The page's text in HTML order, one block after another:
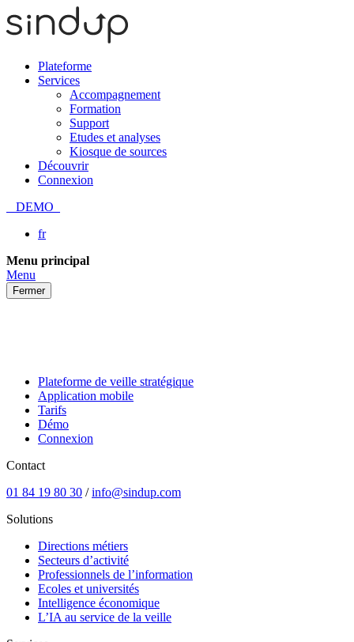
Plateforme
Services
Accompagnement
Formation
Support
Etudes et analyses
Kiosque de sources
Découvrir
Connexion
DEMO
fr
Passer
au
contenu
Menu principal
Menu
Fermer
Plateforme de veille stratégique
Application mobile
Tarifs
Démo
Connexion
Contact
01 84 19 80 30 /info@sindup.com
Solutions
Directions métiers
Secteurs d’activité
Professionnels de l’information
Ecoles et universités
Intelligence économique
L’IA au service de la veille